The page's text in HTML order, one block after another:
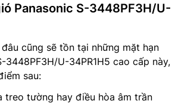
Panasonic S-3448PF3H/U-
cũng sẽ tồn tại những mặt hạn
3448PF3H/U-34PR1H5 cao cấp này,
sau:
treo tường hay điều hòa âm trần